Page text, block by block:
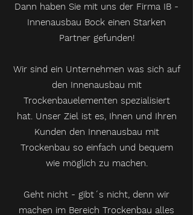
Dann haben Sie mit uns der Firma IB -
Innenausbau Bock einen Starken
Partner gefunden!
Wir sind ein Unternehmen was sich auf
den Innenausbau mit
Trockenbauelementen spezialisiert
hat. Unser Ziel ist es, Ihnen und Ihren
Kunden den Innenausbau mit
Trockenbau so einfach und bequem
wie möglich zu machen.
Geht nicht - gibt´s nicht, denn wir
machen im Bereich Trockenbau alles